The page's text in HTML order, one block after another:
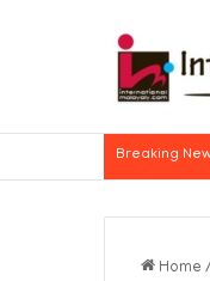
Breaking
Home /